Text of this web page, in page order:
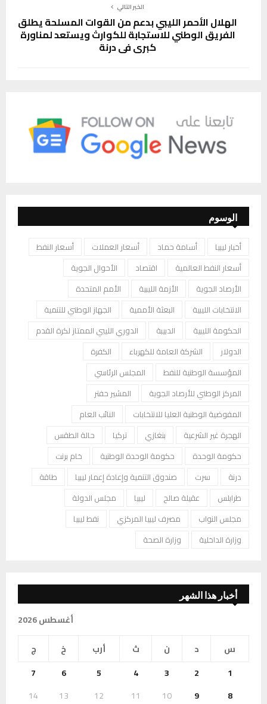
الخبر التالي
الهلال الأحمر الليبي بدعم من القوات المسلحة يطلق
الفريق الوطني للاستجابة للكوارث ويستعد لمناورة
كبرى في درنة
الوسوم
أخبار ليبيا أسامة حماد أسعار العملات
أسعار النفط
أسعار النفط العالمية
اقتصاد
الأحوال الجوية
الأرصاد الجوية
الأزمة الليبية
الأمم المتحدة
الانتخابات الليبية
البعثة الأممية
الجهاز الوطني للتنمية
الحكومة الليبية
الدبيبة
الدوري الليبي الممتاز لكرة القدم
الدولار
الشركة العامة للكهرباء
الكفرة
المؤسسة الوطنية للنفط
المجلس الرئاسي
المركز الوطني للأرصاد الجوية
المشير حفتر
المفوضية الوطنية العليا للانتخابات
النائب العام
الهجرة غير الشرعية
بنغازي تركيا
حالة الطقس
حكومة الوحدة
حكومة الوحدة الوطنية
خام برنت
درنة
سرت صندوق التنمية وإعادة إعمار ليبيا
طاقة
طرابلس
عقيلة صالح ليبيا
مجلس الدولة
مجلس النواب
مصرف ليبيا المركزي
نفط ليبيا
وزارة الداخلية
وزارة الصحة
أخبار هذا الشهر
أغسطس 2026
س
د ن ث أرب خ
ج
1
2
3
4
5
6
7
8
9
10
11
12
13
14